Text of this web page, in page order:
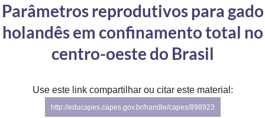
Controladoria-Geral da União
Ministério da Mulher, da Família e dos Direitos Humanos
Secretaria de Governo
Parâmetros reprodutivos para gado
holandês em confinamento total no
centro-oeste do Brasil
Use este link compartilhar ou citar este material:
http://educapes.capes.gov.br/handle/capes/898923